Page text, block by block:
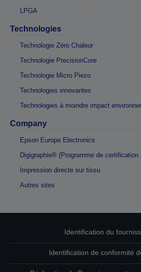
LPGA
Technologies
Technologie Zéro Chaleur
Technologie PrecisionCore
Technologie Micro Piezo
Technologies innovantes
Technologies à moindre impact
Company
Epson Europe Electronics
Digigraphie® (Programme de certification
Impression directe sur tissu
Autres sites
Identification du
Identification de conformité